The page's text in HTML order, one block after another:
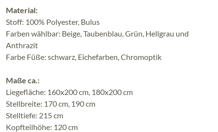
Material:
Stoff: 100% Polyester, Bulus
Farben wählbar: Beige, Taubenblau, Grün, Hellgrau und
Anthrazit
Farbe Füße: schwarz, Eichefarben, Chromoptik
Maße ca.:
Liegefläche: 160x200 cm, 180x200 cm
Stellbreite: 170 cm, 190 cm
Stelltiefe: 215 cm
Kopfteilhöhe: 120 cm